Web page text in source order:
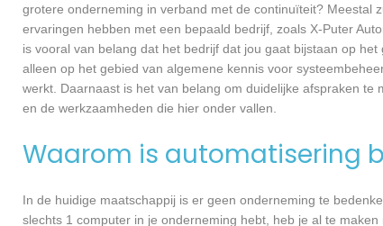
grotere onderneming in verband met de continuïteit? Meestal
ervaringen hebben met een bepaald bedrijf, zoals X-Puter
is vooral van belang dat het bedrijf dat jou gaat bijstaan op
alleen op het gebied van algemene kennis voor
werkt. Daarnaast is het van belang om duidelijke afspraken
en de werkzaamheden die hier onder vallen.
Waarom is automatisering
In de huidige maatschappij is er geen onderneming te
slechts 1 computer in je onderneming hebt, heb je al te